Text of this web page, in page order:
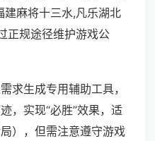
麻将十三水,凡乐湖北
正规途径维护游戏公
求生成专用辅助工具，
，实现“必胜”效果，适
），但需注意遵守游戏